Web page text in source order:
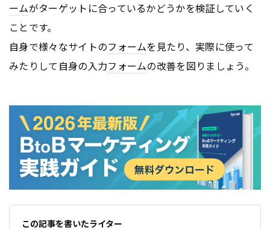
ームがターゲットに合っているかどうかを検証していく
ことです。
自身で様々なサイトのフォームを見たり、実際に使って
みたりして自身の入力フォームの改善を図りましょう。
この記事を書いたライター